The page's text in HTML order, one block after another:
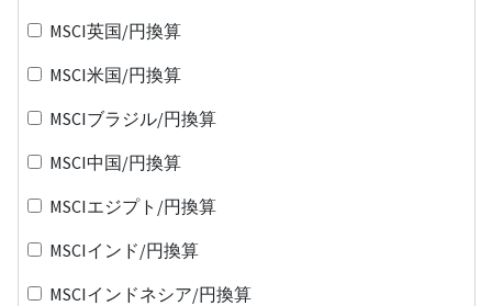
MSCI英国/円換算
MSCI米国/円換算
MSCIブラジル/円換算
MSCI中国/円換算
MSCIエジプト/円換算
MSCIインド/円換算
MSCIインドネシア/円換算